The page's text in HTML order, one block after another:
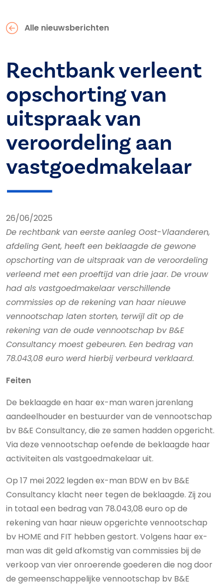
Alle nieuwsberichten
Rechtbank verleent
opschorting van
uitspraak van
veroordeling aan
vastgoedmakelaar
26/06/2025
De rechtbank van eerste aanleg Oost-Vlaanderen,
afdeling Gent, heeft een beklaagde de gewone
opschorting van de uitspraak van de veroordeling
verleend met een proeftijd van drie jaar. De vrouw
had als vastgoedmakelaar verschillende
commissies op de rekening van haar nieuwe
vennootschap laten storten, terwijl dit op de
rekening van de oude vennootschap bv B&E
Consultancy moest gebeuren. Een bedrag van
78.043,08 euro werd hierbij verbeurd verklaard.
Feiten
De beklaagde en haar ex-man waren jarenlang
aandeelhouder en bestuurder van de vennootschap
bv B&E Consultancy, die ze samen hadden opgericht.
Via deze vennootschap oefende de beklaagde haar
activiteiten als vastgoedmakelaar uit.
Op 17 mei 2022 legden ex-man BDW en bv B&E
Consultancy klacht neer tegen de beklaagde. Zij zou
in totaal een bedrag van 78.043,08 euro op de
rekening van haar nieuw opgerichte vennootschap
bv HOME and FIT hebben gestort. Volgens haar ex-
man was dit geld afkomstig van commissies bij de
verkoop van vier onroerende goederen die nog door
de gemeenschappelijke vennootschap bv B&E